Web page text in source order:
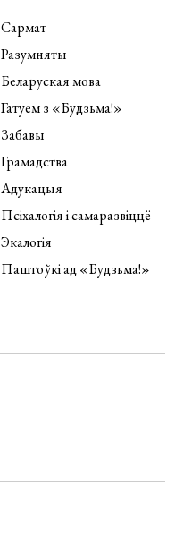
Сармат
Разумняты
Беларуская мова
Гатуем з «Будзьма!»
Забавы
Грамадства
Адукацыя
Псіхалогія і самаразвіццё
Экалогія
Паштоўкі ад «Будзьма!»